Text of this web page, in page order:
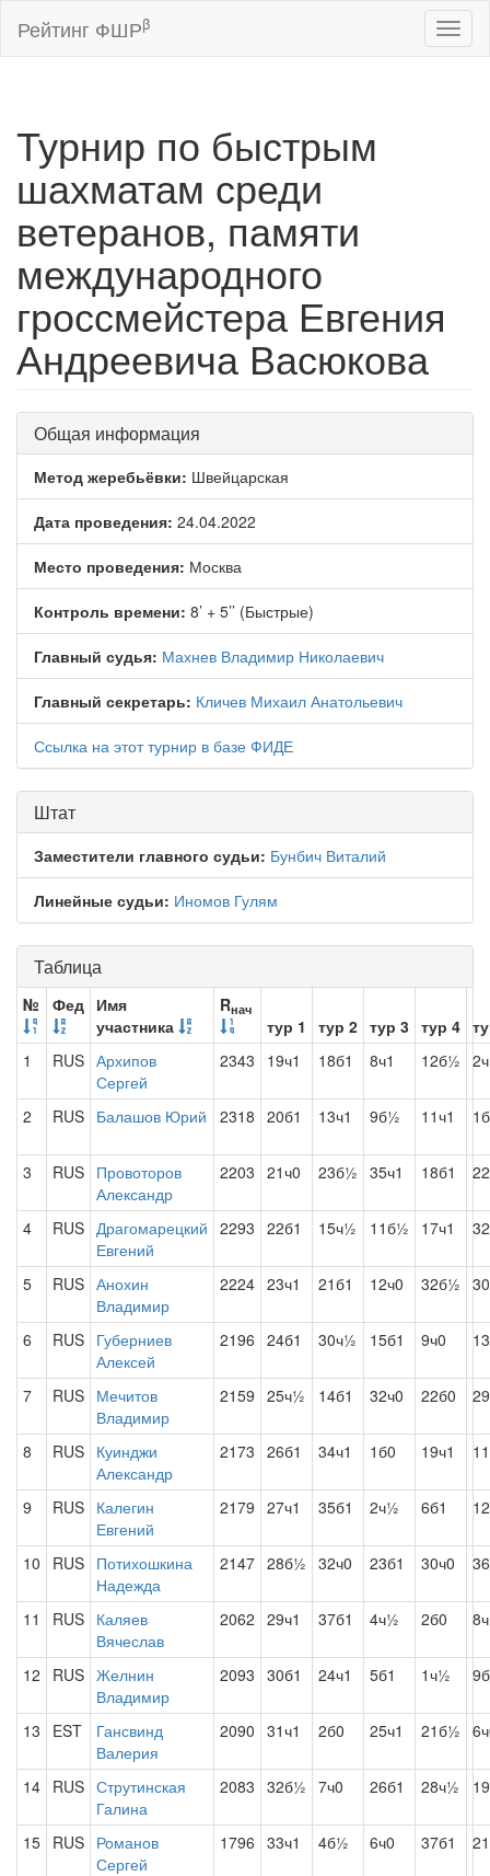
Рейтинг ФШРβ
Турнир по быстрым
шахматам среди
ветеранов, памяти
международного
гроссмейстера Евгения
Андреевича Васюкова
Общая информация
Метод жеребьёвки: Швейцарская
Дата проведения: 24.04.2022
Место проведения: Москва
Контроль времени: 8’ + 5’’ (Быстрые)
Главный судья: Махнев Владимир Николаевич
Главный секретарь: Кличев Михаил Анатольевич
Ссылка на этот турнир в базе ФИДЕ
Штат
Заместители главного судьи: Бунбич Виталий
Линейные судьи: Иномов Гулям
Таблица
№ Фед Имя
участника
Rнач
тур 1 тур 2 тур 3 тур 4
1
RUS Архипов
Сергей
2343 19ч1 18б1 8ч1 12б½
2 RUS Балашов Юрий 2318 20б1 13ч1 9б½ 11ч1
3 RUS Провоторов
Александр
2203 21ч0 23б½ 35ч1 18б1
4 RUS Драгомарецкий
Евгений
2293 22б1 15ч½ 11б½ 17ч1
5 RUS Анохин
Владимир
2224 23ч1 21б1 12ч0 32б½
6 RUS Губерниев
Алексей
2196 24б1 30ч½ 15б1 9ч0
7 RUS Мечитов
Владимир
2159 25ч½ 14б1 32ч0 22б0
8 RUS Куинджи
Александр
2173 26б1 34ч1 1б0 19ч1
9 RUS Калегин
Евгений
2179 27ч1 35б1 2ч½ 6б1
10 RUS Потихошкина
Надежда
2147 28б½ 32ч0 23б1 30ч0
11 RUS Каляев
Вячеслав
2062 29ч1 37б1 4ч½ 2б0
12 RUS Желнин
Владимир
2093 30б1 24ч1 5б1 1ч½
13 EST
Гансвинд
Валерия
2090 31ч1 2б0 25ч1 21б½
14 RUS Струтинская
Галина
2083 32б½ 7ч0 26б1 28ч½
15 RUS Романов
Сергей
1796 33ч1 4б½ 6ч0 37б1